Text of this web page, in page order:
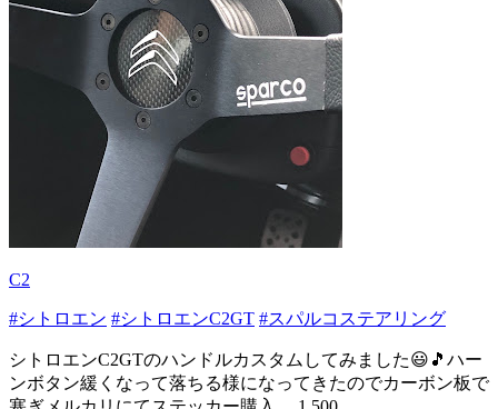
C2
#シトロエン #シトロエンC2GT #スパルコステアリング
シトロエンC2GTのハンドルカスタムしてみました😃🎵ハー
ンボタン緩くなって落ちる様になってきたのでカーボン板で